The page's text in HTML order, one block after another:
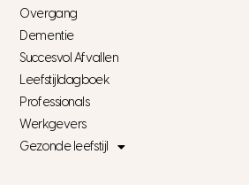
Overgang
Dementie
Succesvol Afvallen
Leefstijldagboek
Professionals
Werkgevers
Gezonde leefstijl